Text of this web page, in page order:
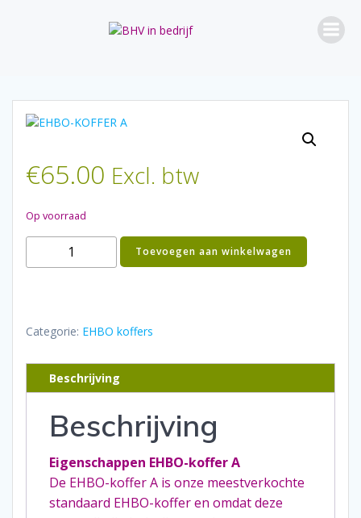
€65.00 Excl. btw
Op voorraad
KOFFER
Toevoegen aan winkelwagen
Categorie: EHBO koffers
Beschrijving
Beschrijving
Eigenschappen EHBO-koffer A
De EHBO-koffer A is onze meestverkochte
standaard EHBO-koffer en omdat deze